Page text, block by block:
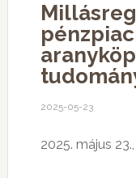
2025-05-23
2025. május